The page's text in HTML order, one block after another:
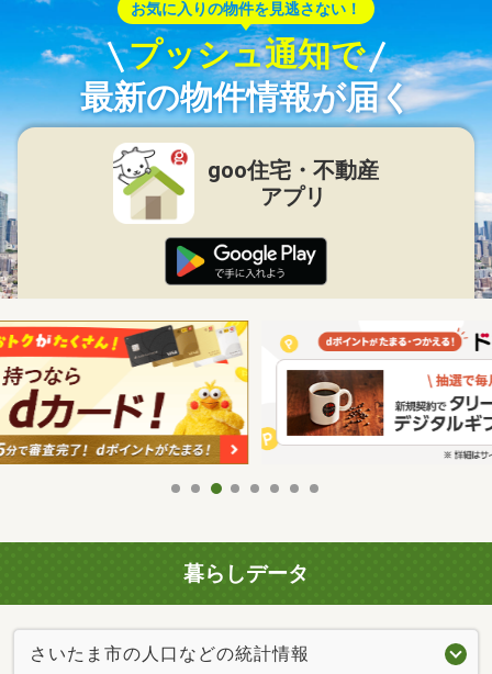
お気に入りの物件を見逃さない！
プッシュ通知で
最新の物件情報が届く
goo住宅・不動産
アプリ
暮らしデータ
さいたま市の人口などの統計情報